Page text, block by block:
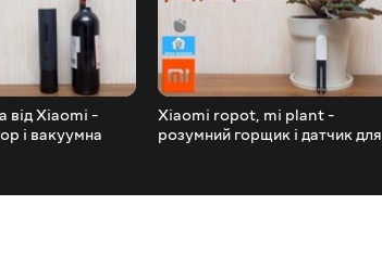
від Xiaomi -
і вакуумна
Xiaomi ropot, mi plant -
розумний горщик і датчик для